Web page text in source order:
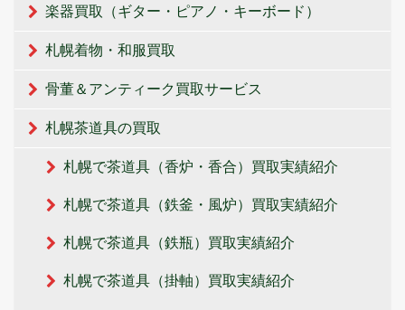
楽器買取（ギター・ピアノ・キーボード）
札幌着物・和服買取
骨董＆アンティーク買取サービス
札幌茶道具の買取
札幌で茶道具（香炉・香合）買取実績紹介
札幌で茶道具（鉄釜・風炉）買取実績紹介
札幌で茶道具（鉄瓶）買取実績紹介
札幌で茶道具（掛軸）買取実績紹介